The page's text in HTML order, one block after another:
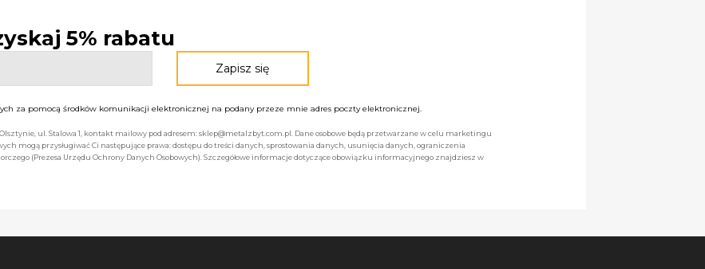
5% rabatu
za pomocą środków komunikacji elektronicznej na podany przeze mnie adres poczty elektronicznej.
ul. Stalowa 1, kontakt mailowy pod adresem: sklep@metalzbyt.com.pl. Dane osobowe będą przetwarzane w celu marketingu
mogą przysługiwać Ci następujące prawa: dostępu do treści danych, sprostowania danych, usunięcia danych, ograniczenia
(Prezesa Urzędu Ochrony Danych Osobowych). Szczegółowe informacje dotyczące obowiązku informacyjnego znajdziesz w